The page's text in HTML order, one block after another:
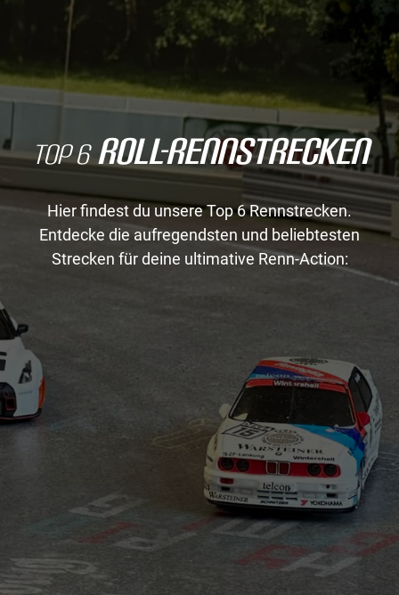
Top 6 Roll-Rennstrecken
Hier findest du unsere Top 6 Rennstrecken.
Entdecke die aufregendsten und beliebtesten
Strecken für deine ultimative Renn-Action:
3
Roll-Rennstrecke®
Eifelring Nord
Roll-Rennstrecke®
Eifelring GP
5
Roll-Rennstrecke®
NiederrheinRing